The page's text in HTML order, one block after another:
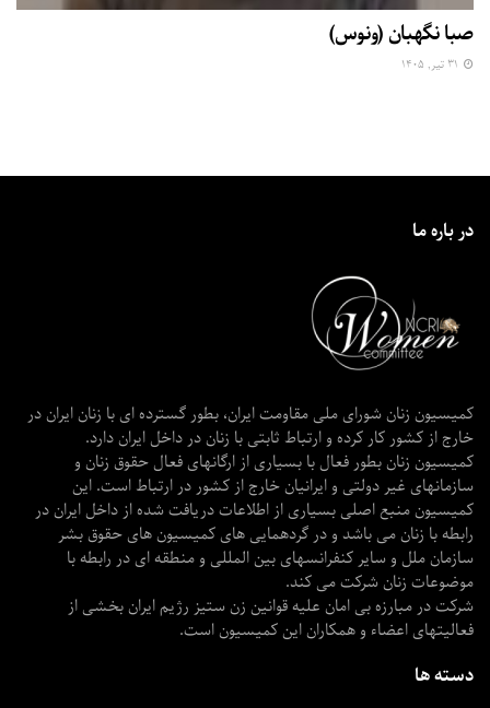
صبا نگهبان (ونوس)
در باره ما
کمیسیون زنان شورای ملی مقاومت ایران، بطور گسترده ای با زنان ایران در
خارج از کشور کار کرده و ارتباط ثابتی با زنان در داخل ایران دارد.
کمیسیون زنان بطور فعال با بسیاری از ارگانهای فعال حقوق زنان و
سازمانهای غیر دولتی و ایرانیان خارج از کشور در ارتباط است. این
کمیسیون منبع اصلی بسیاری از اطلاعات دریافت شده از داخل ایران در
رابطه با زنان می باشد و در گردهمایی های کمیسیون های حقوق بشر
سازمان ملل و سایر کنفرانسهای بین المللی و منطقه ای در رابطه با
موضوعات زنان شرکت می کند.
شرکت در مبارزه بی امان علیه قوانین زن ستیز رژیم ایران بخشی از
فعالیتهای اعضاء و همکاران این کمیسیون است.
دسته ها